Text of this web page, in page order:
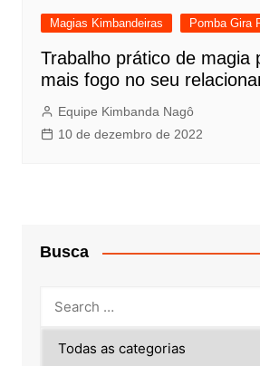
Magias Kimbandeiras Pomba Gira
Trabalho prático de magia
mais fogo no seu
Equipe Kimbanda Nagô
10 de dezembro de 2022
Busca